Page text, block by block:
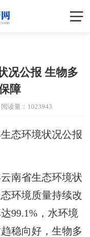
况公报 生物多
障
阅读量： 1023943
态环境状况公报
南省生态环境状
环境质量持续改
99.1%，水环境
稳向好，生物多